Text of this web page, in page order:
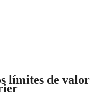
límites de valor